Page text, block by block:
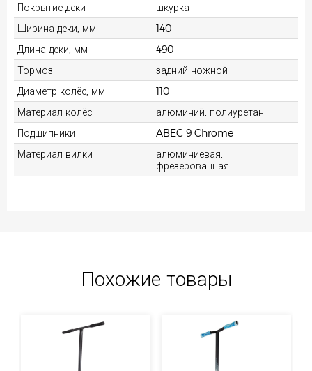
Покрытие деки
шкурка
Ширина деки, мм
140
Длина деки, мм
490
Тормоз
задний ножной
Диаметр колёс, мм
110
Материал колёс
алюминий, полиуретан
Подшипники
ABEC 9 Chrome
Материал вилки
алюминиевая,
фрезерованная
Похожие товары